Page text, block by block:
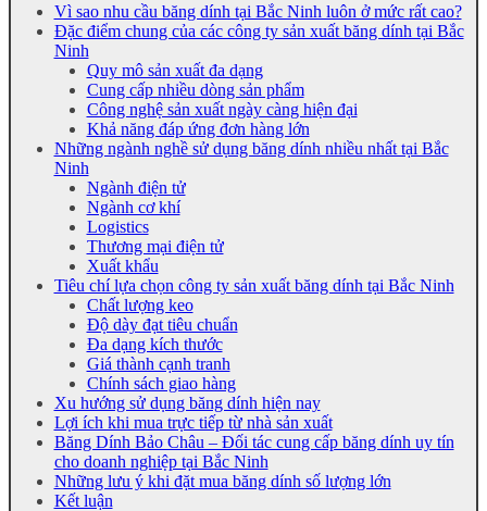
Vì sao nhu cầu băng dính tại Bắc Ninh luôn ở mức rất cao?
Đặc điểm chung của các công ty sản xuất băng dính tại Bắc
Ninh
Quy mô sản xuất đa dạng
Cung cấp nhiều dòng sản phẩm
Công nghệ sản xuất ngày càng hiện đại
Khả năng đáp ứng đơn hàng lớn
Những ngành nghề sử dụng băng dính nhiều nhất tại Bắc
Ninh
Ngành điện tử
Ngành cơ khí
Logistics
Thương mại điện tử
Xuất khẩu
Tiêu chí lựa chọn công ty sản xuất băng dính tại Bắc Ninh
Chất lượng keo
Độ dày đạt tiêu chuẩn
Đa dạng kích thước
Giá thành cạnh tranh
Chính sách giao hàng
Xu hướng sử dụng băng dính hiện nay
Lợi ích khi mua trực tiếp từ nhà sản xuất
Băng Dính Bảo Châu – Đối tác cung cấp băng dính uy tín
cho doanh nghiệp tại Bắc Ninh
Những lưu ý khi đặt mua băng dính số lượng lớn
Kết luận